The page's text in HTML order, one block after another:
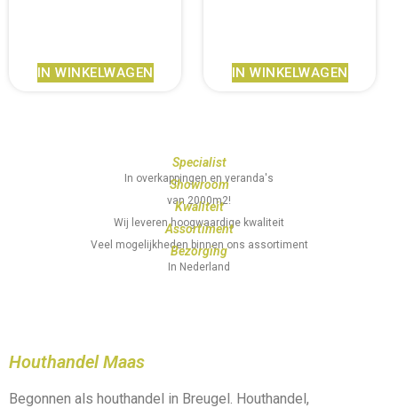
IN WINKELWAGEN IN WINKELWAGEN
Specialist
In overkappingen en veranda's
Showroom
van 2000m2!
Kwaliteit
Wij leveren hoogwaardige kwaliteit
Assortiment
Veel mogelijkheden binnen ons assortiment
Bezorging
In Nederland
Houthandel Maas
Begonnen als houthandel in Breugel. Houthandel,